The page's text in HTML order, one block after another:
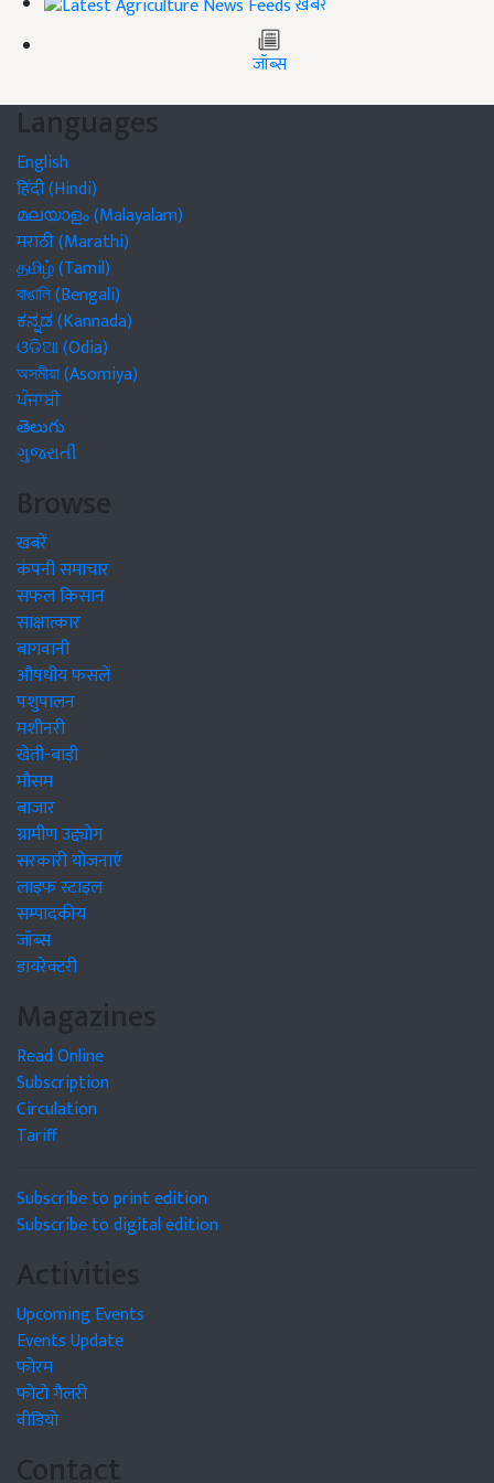
जॉब्स
Languages
English
हिंदी (Hindi)
മലയാളം (Malayalam)
मराठी (Marathi)
தமிழ் (Tamil)
বাঙালি (Bengali)
ಕನ್ನಡ (Kannada)
ଓଡିଆ (Odia)
অসমীয়া (Asomiya)
ਪੰਜਾਬੀ
తెలుగు
ગુજરાતી
Browse
खबरें
कंपनी समाचार
सफल किसान
साक्षात्कार
बागवानी
औषधीय फसलें
पशुपालन
मशीनरी
खेती-बाड़ी
मौसम
बाजार
ग्रामीण उद्द्योग
सरकारी योजनाएं
लाइफ स्टाइल
सम्पादकीय
जॉब्स
डायरेक्टरी
Magazines
Read Online
Subscription
Circulation
Tariff
Subscribe to print edition
Subscribe to digital edition
Activities
Upcoming Events
Events Update
फोरम
फोटो गैलरी
वीडियो
Contact